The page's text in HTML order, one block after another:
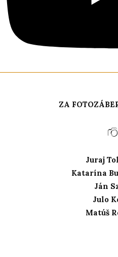
ZA
Juraj
Katarína
Ján
Julo
Matúš